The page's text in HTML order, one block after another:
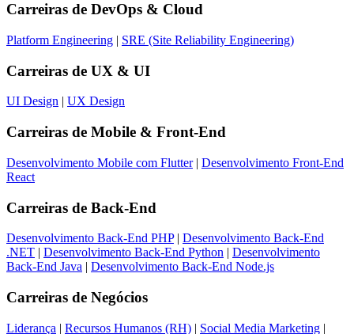
Carreiras de DevOps & Cloud
Platform Engineering | SRE (Site Reliability Engineering)
Carreiras de UX & UI
UI Design UX Design
Carreiras de Mobile & Front-End
Desenvolvimento Mobile com Flutter| Desenvolvimento Front-End
React
Carreiras de Back-End
Desenvolvimento Back-End PHP| Desenvolvimento Back-End
.NET | Desenvolvimento Back-End Python | Desenvolvimento
Back-End Java | Desenvolvimento Back-End Node.js
Carreiras de Negócios
Liderança | Recursos Humanos (RH) | Social Media Marketing |